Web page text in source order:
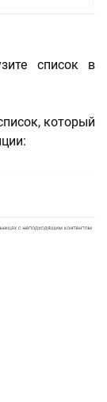
список в
который